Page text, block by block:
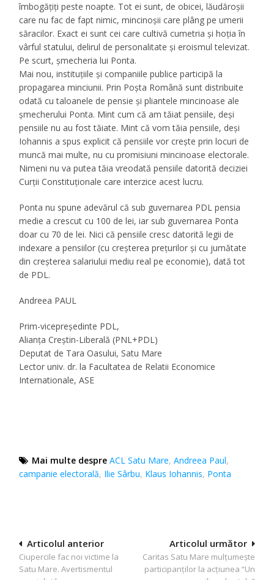
îmbogățiți peste noapte. Tot ei sunt, de obicei, lăudăroșii
care nu fac de fapt nimic, mincinoșii care plâng pe umerii
săracilor. Exact ei sunt cei care cultivă cumetria și hoția în
vârful statului, delirul de personalitate și eroismul televizat.
Pe scurt, șmecheria lui Ponta.
Mai nou, instituțiile și companiile publice participă la
propagarea minciunii. Prin Poșta Română sunt distribuite
odată cu taloanele de pensie și pliantele mincinoase ale
șmecherului Ponta. Mint cum că am tăiat pensiile, deși
pensiile nu au fost tăiate. Mint că vom tăia pensiile, deși
Iohannis a spus explicit că pensiile vor crește prin locuri de
muncă mai multe, nu cu promisiuni mincinoase electorale.
Nimeni nu va putea tăia vreodată pensiile datorită deciziei
Curții Constituționale care interzice acest lucru.
Ponta nu spune adevărul că sub guvernarea PDL pensia
medie a crescut cu 100 de lei, iar sub guvernarea Ponta
doar cu 70 de lei. Nici că pensiile cresc datorită legii de
indexare a pensiilor (cu creșterea prețurilor și cu jumătate
din creșterea salariului mediu real pe economie), dată tot
de PDL.
Andreea PAUL
Prim-vicepreședinte PDL,
Alianța Creștin-Liberală (PNL+PDL)
Deputat de Tara Oasului, Satu Mare
Lector univ. dr. la Facultatea de Relatii Economice
Internationale, ASE
Mai multe despre ACL Satu Mare,Andreea Paul,
campanie electorală, Ilie Sârbu, Klaus Iohannis, Ponta
Navigare
în
Articolul următor
Caritas Satu Mare mulțumește
participanților la acțiunea “Un
Articolul anterior
Ciupercile fac noi victime la
Satu Mare. Avertismentul